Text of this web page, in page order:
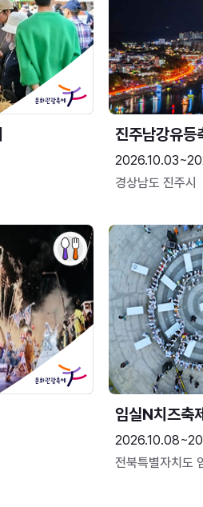
진주남강유등
경상남도 진주시
임실N치즈축
전북특별자치도